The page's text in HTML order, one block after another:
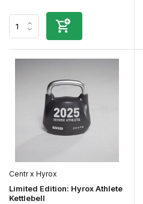
Centr x Hyrox
Limited Edition: Hyrox Athlete
Kettlebell